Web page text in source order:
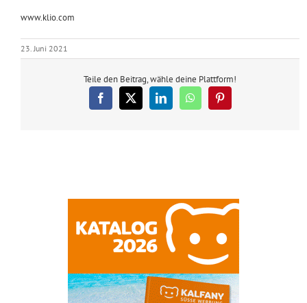
www.klio.com
23. Juni 2021
Teile den Beitrag, wähle deine Plattform!
Facebook
X LinkedInWhatsAppPinterest